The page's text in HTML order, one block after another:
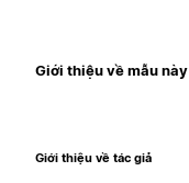
Giới thiệu về mẫu này
Giới thiệu về tác giả